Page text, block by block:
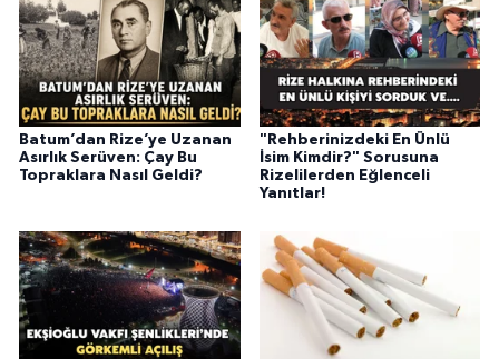
Batum’dan Rize’ye Uzanan
Asırlık Serüven: Çay Bu
Topraklara Nasıl Geldi?
"Rehberinizdeki En Ünlü
İsim Kimdir?" Sorusuna
Rizelilerden Eğlenceli
Yanıtlar!